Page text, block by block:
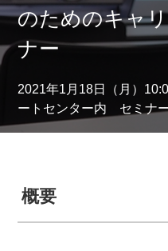
のためのキャ
ナー
2021年1月18日（月）
ートセンター内 セミナ
概要